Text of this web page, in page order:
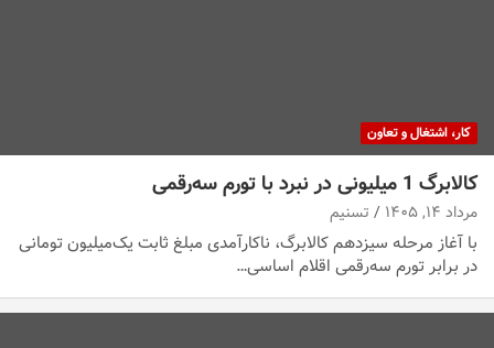
کار، اشتغال و تعاون
کالابرگ 1 میلیونی در نبرد با تورم سه‌رقمی
مرداد ۱۴, ۱۴۰۵ تسنیم
با آغاز مرحله سیزدهم کالابرگ، ناکارآمدی مبلغ ثابت یک‌میلیون تومانی
در برابر تورم سه‌رقمی اقلام اساسی…